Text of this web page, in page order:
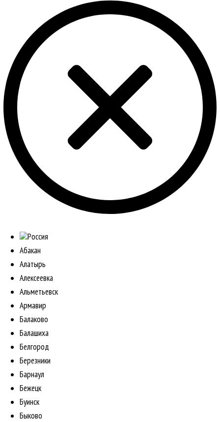
Россия
Абакан
Алатырь
Алексеевка
Альметьевск
Армавир
Балаково
Балашиха
Белгород
Березники
Барнаул
Бежецк
Буинск
Быково